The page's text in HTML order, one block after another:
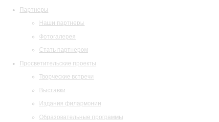
Партнеры
Наши партнеры
Фотогалерея
Стать партнером
Просветительские проекты
Творческие встречи
Выставки
Издания филармонии
Образовательные программы